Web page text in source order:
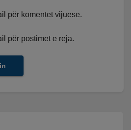
për komentet vijuese.
për postimet e reja.